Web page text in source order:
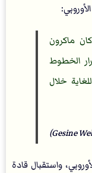
ماكرون
الخطوط
خلال
واستقبال قادة